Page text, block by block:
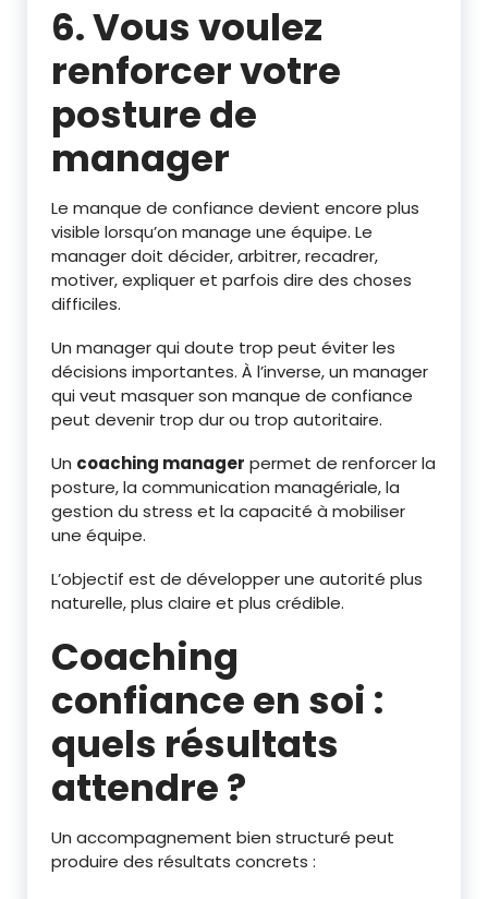
6. Vous voulez
renforcer votre
posture de
manager
Le manque de confiance devient encore plus
visible lorsqu’on manage une équipe. Le
manager doit décider, arbitrer, recadrer,
motiver, expliquer et parfois dire des choses
difficiles.
Un manager qui doute trop peut éviter les
décisions importantes. À l’inverse, un manager
qui veut masquer son manque de confiance
peut devenir trop dur ou trop autoritaire.
Un coaching manager permet de renforcer la
posture, la communication managériale, la
gestion du stress et la capacité à mobiliser
une équipe.
L’objectif est de développer une autorité plus
naturelle, plus claire et plus crédible.
Coaching
confiance en soi :
quels résultats
attendre ?
Un accompagnement bien structuré peut
produire des résultats concrets :